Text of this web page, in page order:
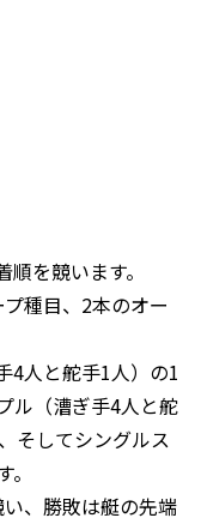
を競います。
種目、2本のオー
4人と舵手1人）の1
ル（漕ぎ手4人と舵
そしてシングルス
、勝敗は艇の先端